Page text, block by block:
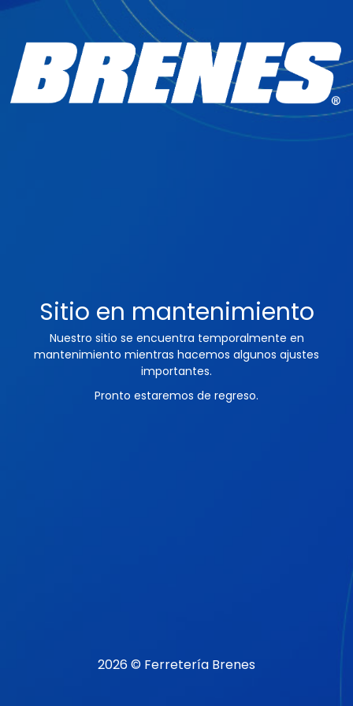
Sitio en mantenimiento
Nuestro sitio se encuentra temporalmente en
mantenimiento mientras hacemos algunos ajustes
importantes.
Pronto estaremos de regreso.
2026 © Ferretería Brenes